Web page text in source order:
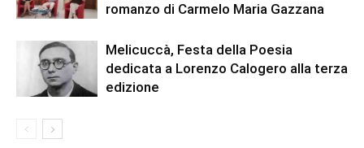
romanzo di Carmelo Maria Gazzana
Melicuccà, Festa della Poesia
dedicata a Lorenzo Calogero alla terza
edizione